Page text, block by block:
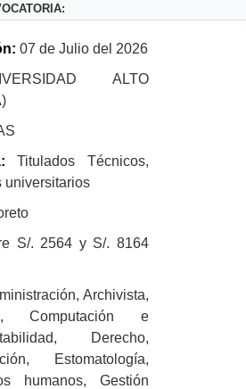
07 de Julio del 2026
ALTO
Titulados Técnicos,
universitarios
S/. 2564 y S/. 8164
Archivista,
Computación e
Derecho,
Estomatología,
humanos, Gestión